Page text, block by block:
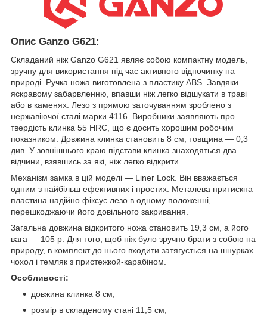
Опис Ganzo G621:
Складаний ніж Ganzo G621 являє собою компактну модель,
зручну для використання під час активного відпочинку на
природі. Ручка ножа виготовлена з пластику ABS. Завдяки
яскравому забарвленню, впавши ніж легко відшукати в траві
або в каменях. Лезо з прямою заточуванням зроблено з
нержавіючої сталі марки 4116. Виробники заявляють про
твердість клинка 55 HRC, що є досить хорошим робочим
показником. Довжина клинка становить 8 см, товщина — 0,3
див. У зовнішнього краю підстави клинка знаходяться два
відчини, взявшись за які, ніж легко відкрити.
Механізм замка в цій моделі — Liner Lock. Він вважається
одним з найбільш ефективних і простих. Металева притискна
пластина надійно фіксує лезо в одному положенні,
перешкоджаючи його довільного закривання.
Загальна довжина відкритого ножа становить 19,3 см, а його
вага — 105 р. Для того, щоб ніж було зручно брати з собою на
природу, в комплект до нього входити затягується на шнурках
чохол і темляк з пристежкой-карабіном.
Особливості:
довжина клинка 8 см;
розмір в складеному стані 11,5 см;